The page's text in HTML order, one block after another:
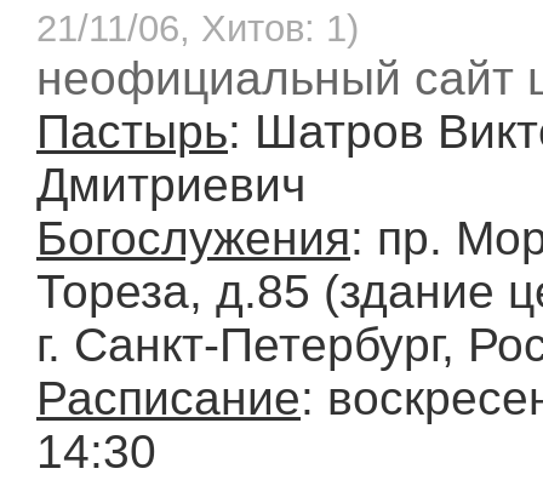
21/11/06, Хитов: 1)
неофициальный сайт
Пастырь: Шатров
Дмитриевич
Богослужения: пр.
Тореза, д.85 (здание
г. Санкт-Петербург,
Расписание:
14:30